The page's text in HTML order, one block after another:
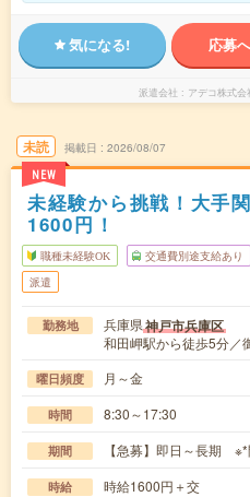
気になる! 応募
派遣会社 アデコ株式
未読
NEW
掲載日 2026/08/07
未経験から挑戦！大手
1600円！
職種未経験OK 交通費別途支給あり
派遣
勤務地 兵庫県神戸市兵庫区
和田岬駅から徒歩5分／
曜日頻度 月～金
時間 8:30～17:30
期間 【急募】即日～長期
時給 時給1600円＋交